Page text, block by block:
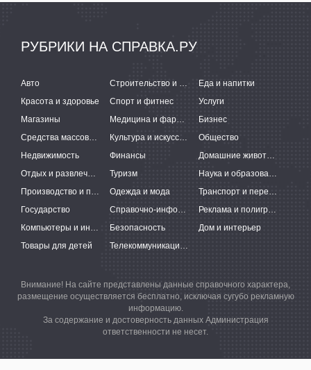
РУБРИКИ НА СПРАВКА.РУ
Авто Строительство и ремонт
Еда и напитки
Красота и здоровье
Спорт и фитнес
Услуги
Магазины
Медицина и фармацевтика
Бизнес
Средства массовой информации
Культура и искусство
Общество
Недвижимость
Финансы
Домашние животные
Отдых и развлечения
Туризм
Наука и образование
Производство и поставки
Одежда и мода
Транспорт и перевозки
Государство
Справочно-информационные системы
Реклама и полиграфия
Компьютеры и интернет
Безопасность
Дом и интерьер
Товары для детей
Телекоммуникации и связь
Внимание! На сайте представлены данные справочного характера,
размещение осуществляется бесплатно, исключая сугубо рекламную
информацию.
За содержание и достоверность данных Администрация
ответственности не несет.